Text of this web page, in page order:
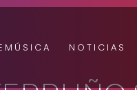
NOTICIAS